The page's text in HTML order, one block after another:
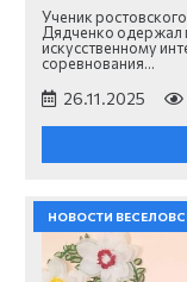
Ученик
Дядченко одержал
искусственному
соревнования…
26.11.2025
НОВОСТИ